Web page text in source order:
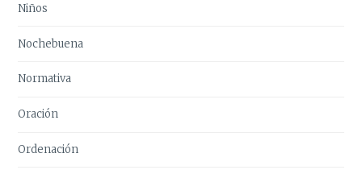
Niños
Nochebuena
Normativa
Oración
Ordenación